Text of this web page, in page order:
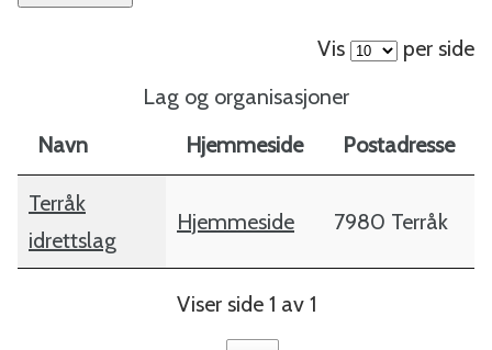
m
u
n
e
Vis
per side
Lag og organisasjoner
Navn
Hjemmeside Postadresse
Terråk
idrettslag
Hjemmeside 7980 Terråk
Viser side 1 av 1